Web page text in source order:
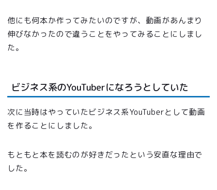
他にも何本か作ってみたいのですが、動画があんまり
伸びなかったので違うことをやってみることにしまし
た。
ビジネス系のYouTuberになろうとしていた
次に当時はやっていたビジネス系YouTuberとして動画
を作ることにしました。
もともと本を読むのが好きだったという安直な理由で
した。